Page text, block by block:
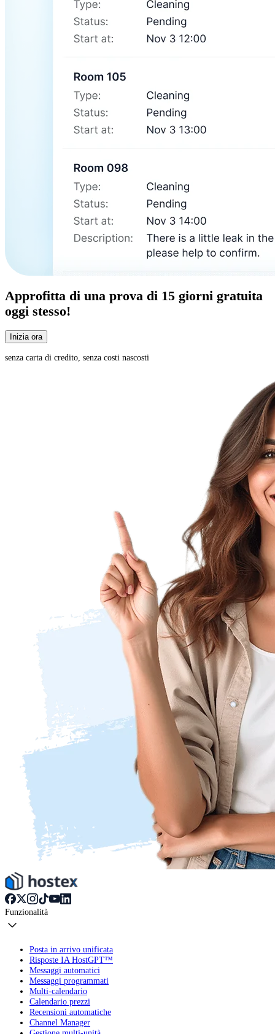
Approfitta di una prova di 15 giorni gratuita
oggi stesso!
Inizia ora
senza carta di credito, senza costi nascosti
Funzionalità
Posta in arrivo unificata
Risposte IA HostGPT™
Messaggi automatici
Messaggi programmati
Multi-calendario
Calendario prezzi
Recensioni automatiche
Channel Manager